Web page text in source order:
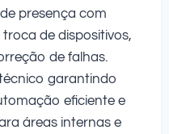
presença com
de dispositivos,
de falhas.
garantindo
eficiente e
áreas internas e